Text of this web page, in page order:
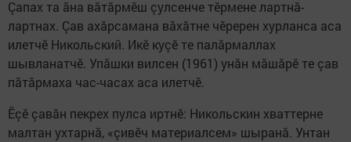
Çапах та ăна вăтăрмӗш çулсенче тӗрмене лартнă-
лартнах. Çав ахăрсамана вăхăтне чӗререн хурланса аса
илетчӗ Никольский. Икӗ куçӗ те палăрмаллах
шывланатчӗ. Упăшки вилсен (1961) унăн мăшăрӗ те çав
пăтăрмаха час-часах аса илетчӗ.
Ӗçӗ çавăн пекрех пулса иртнӗ: Никольскин хваттерне
малтан ухтарнă, «çивӗч материалсем» шыранă. Унтан